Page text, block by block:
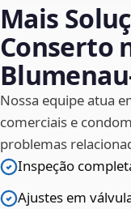
Mais
Conserto
Nossa equipe atua
comerciais e
problemas
Inspeção
Ajustes em